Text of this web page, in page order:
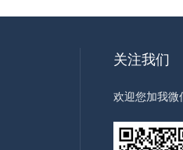
关注我们
欢迎您加我微